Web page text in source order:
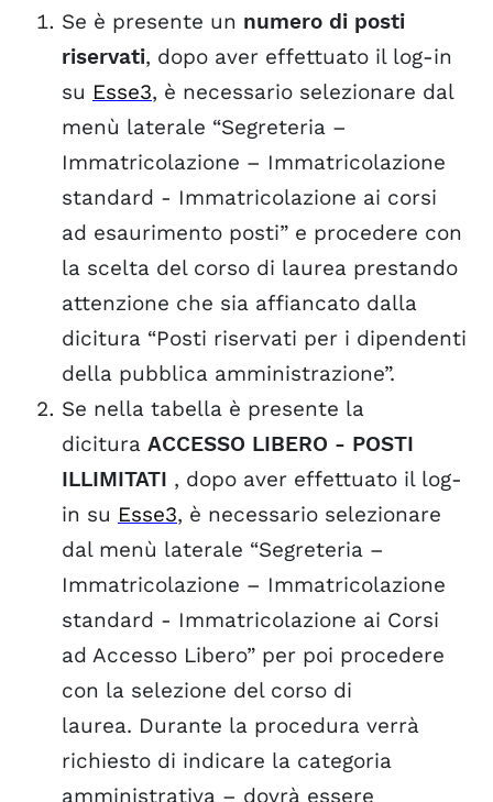
Se è presente un numero di posti
riservati, dopo aver effettuato il log-in
su Esse3, è necessario selezionare dal
menù laterale “Segreteria –
Immatricolazione – Immatricolazione
standard - Immatricolazione ai corsi
ad esaurimento posti​” e procedere con
la scelta del corso di laurea prestando
attenzione che sia affiancato dalla
dicitura “Posti riservati per i dipendenti
della pubblica amministrazione”.
Se nella tabella è presente la
dicitura ACCESSO LIBERO - POSTI
ILLIMITATI , dopo aver effettuato il log-
in su Esse3, è necessario selezionare
dal menù laterale “Segreteria –
Immatricolazione – Immatricolazione
standard - Immatricolazione ai Corsi
ad Accesso Libero” per poi procedere
con la selezione del corso di
laurea. Durante la procedura verrà
richiesto di indicare la categoria
amministrativa – dovrà essere